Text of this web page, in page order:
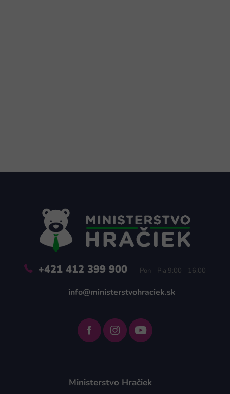
Z
+421 412 399 900
Pon - Pia 9:00 - 16:00
info@ministerstvohraciek.sk
Ministerstvo Hračiek